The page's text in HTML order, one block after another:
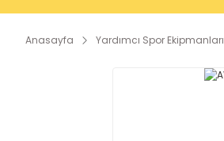
Anasayfa Yardımcı Spor Ekipmanları